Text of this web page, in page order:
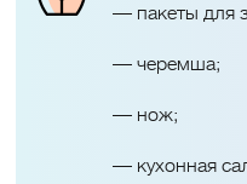
— пакеты для
— черемша;
— нож;
— кухонная